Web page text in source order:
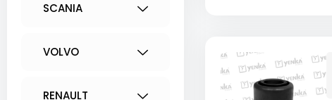
SCANIA
VOLVO
RENAULT